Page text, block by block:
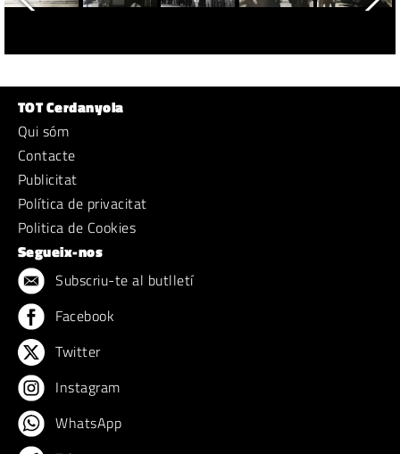
TOT Cerdanyola
Qui sóm
Contacte
Publicitat
Política de privacitat
Politica de Cookies
Segueix-nos
Subscriu-te al butlletí
Facebook
Twitter
Instagram
WhatsApp